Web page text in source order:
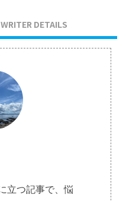
WRITER DETAILS
立つ記事で、悩